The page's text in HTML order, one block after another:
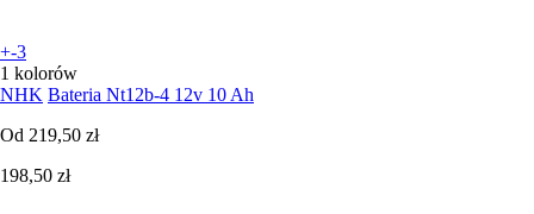
+-3
1 kolorów
NHK Bateria Nt12b-4 12v 10 Ah
Od 219,50 zł
198,50 zł